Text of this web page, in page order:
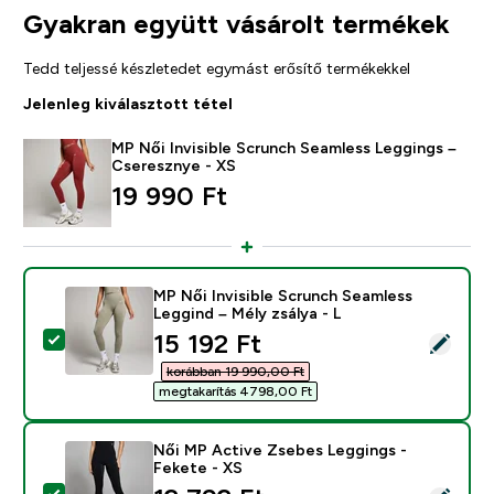
Gyakran együtt vásárolt termékek
Tedd teljessé készletedet egymást erősítő termékekkel
Jelenleg kiválasztott tétel
MP Női Invisible Scrunch Seamless Leggings –
Cseresznye - XS
19 990 Ft‎
Termék kiválasztása - MP Női Invisible Scrunch
MP Női Invisible Scrunch Seamless
Leggind – Mély zsálya - L
discounted price
15 192 Ft‎
korábban 19 990,00 Ft‎
megtakarítás 4798,00 Ft‎
Női MP Active Zsebes Leggings -
Fekete - XS